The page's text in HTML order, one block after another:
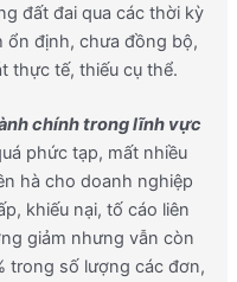
đất đai qua các thời kỳ
ổn định, chưa đồng bộ,
thực tế, thiếu cụ thể.
chính trong lĩnh vực
phức tạp, mất nhiều
hà cho doanh nghiệp
khiếu nại, tố cáo liên
giảm nhưng vẫn còn
trong số lượng các đơn,